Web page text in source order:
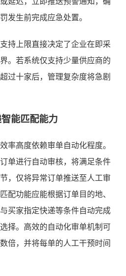
发生前完成应急处置。
持上限直接决定了企业在即采
。若系统仅支持少量供应商的
过十家后，管理复杂度将急剧
能匹配能力
率高度依赖审单自动化程度。
单进行自动审核，将满足条件
，仅将异常订单推送至人工审
配功能应能根据订单目的地、
买家指定快递等条件自动完成
择。高效的自动化审单机制可
倍，并将每单的人工干预时间